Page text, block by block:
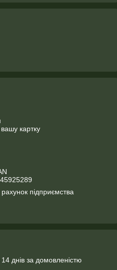
картку
підприємства
днів за домовленістю